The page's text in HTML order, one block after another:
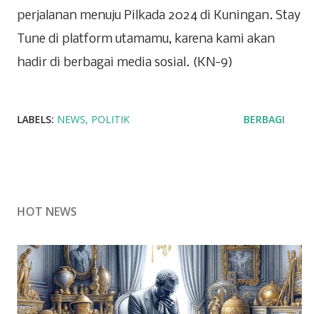
perjalanan menuju Pilkada 2024 di Kuningan. Stay
Tune di platform utamamu, karena kami akan
hadir di berbagai media sosial. (KN-9)
LABELS: NEWS POLITIK BERBAGI
HOT NEWS